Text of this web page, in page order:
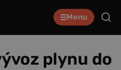
Menu
plynu do